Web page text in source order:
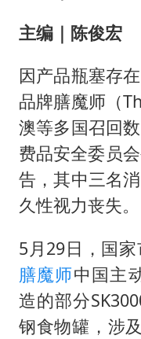
主编｜陈俊宏
因产品瓶塞存
品牌膳魔师（
澳等多国召回
费品安全委员
告，其中三名
久性视力丧失。
5月29日，国
膳魔师中国主
造的部分
钢食物罐，涉